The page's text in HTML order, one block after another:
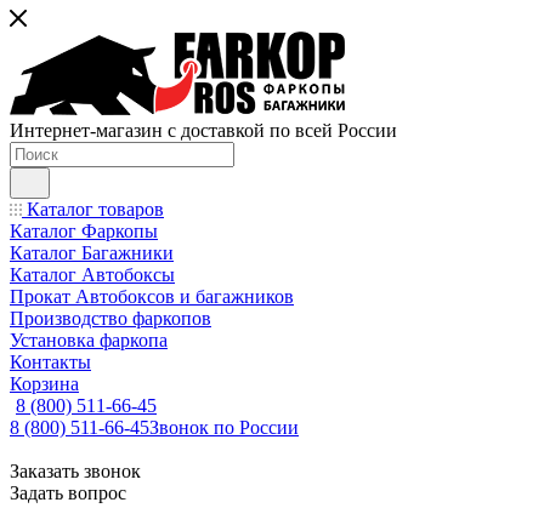
Интернет-магазин с доставкой по всей России
Каталог товаров
Каталог Фаркопы
Каталог Багажники
Каталог Автобоксы
Прокат Автобоксов и багажников
Производство фаркопов
Установка фаркопа
Контакты
Корзина
8 (800) 511-66-45
8 (800) 511-66-45Звонок по России
Заказать звонок
Задать вопрос